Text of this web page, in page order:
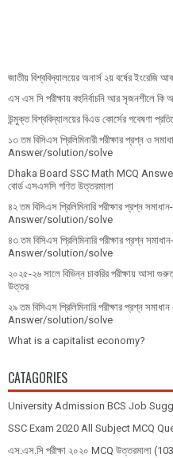
জাতীয় বিশ্ববিদ্যালয়ের অনার্স ২য় বর্ষের ইংরেজি
এস এস সি পরীক্ষায় বহুনির্বাচনি আর সৃজনশীলে
উন্মুক্ত বিশ্ববিদ্যালয়ের বিএড কোর্সের গবেষণা
১৩ তম বিসিএস প্রি‌লি‌মিনারী পরীক্ষার
Answer/solution/solve
Dhaka Board SSC Math MCQ
বোর্ড এসএসসি গণিত উত্তরমালা
৪২ তম বিসিএস প্রিলিমিনারি পরীক্ষার প্রশ্ন
Answer/solution/solve
৪৩ তম বিসিএস প্রিলিমিনারি পরীক্ষার প্রশ্ন
Answer/solution/solve
২০২৫-২৬ সালে বিভিন্ন চাকরির পরীক্ষায়
উত্তর
২৯ তম বিসিএস প্রিলিমিনারি পরীক্ষার প্রশ্ন
Answer/solution/solve
What is a capitalist economy?
CATAGORIES
University Admission BCS Job
SSC Exam 2020 All Subject MCQ
এস.এস.সি পরীক্ষা ২০২০ MCQ উত্তরমালা